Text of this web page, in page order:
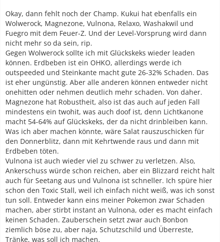
Okay, dann fehlt noch der Champ. Kukui hat ebenfalls ein
Wolwerock, Magnezone, Vulnona, Relaxo, Washakwil und
Fuegro mit dem Feuer-Z. Und der Level-Vorsprung wird dann
nicht mehr so da sein, rip.
Gegen Wolwerock sollte ich mit Glückskeks wieder leaden
können. Erdbeben ist ein OHKO, allerdings werde ich
outspeeded und Steinkante macht gute 26-32% Schaden. Das
ist eher ungünstig. Aber alle anderen können entweder nicht
onehitten oder nehmen deutlich mehr schaden. Von daher.
Magnezone hat Robustheit, also ist das auch auf jeden Fall
mindestens ein twohit, was auch doof ist, denn Lichtkanone
macht 54-64% auf Glückskeks, der da nicht drinbleiben kann.
Was ich aber machen könnte, wäre Salat rauszuschicken für
den Donnerblitz, dann mit Kehrtwende raus und dann mit
Erdbeben töten.
Vulnona ist auch wieder viel zu schwer zu verletzen. Also,
Ankerschuss würde schon reichen, aber ein Blizzard reicht halt
auch für Seetang aus und Vulnona ist schneller. Ich spüre hier
schon den Toxic Stall, weil ich einfach nicht weiß, was ich sonst
tun soll. Entweder kann eins meiner Pokemon zwar Schaden
machen, aber stirbt instant an Vulnona, oder es macht einfach
keinen Schaden. Zauberschein setzt zwar auch Bonbon
ziemlich böse zu, aber naja, Schutzschild und Überreste,
Tränke, was soll ich machen.